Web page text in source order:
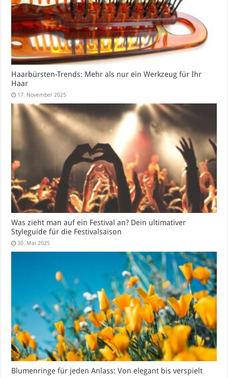
Haarbürsten-Trends: Mehr als nur ein Werkzeug für Ihr
Haar
17. November 2025
Was zieht man auf ein Festival an? Dein ultimativer
Styleguide für die Festivalsaison
30. Mai 2025
Blumenringe für jeden Anlass: Von elegant bis verspielt